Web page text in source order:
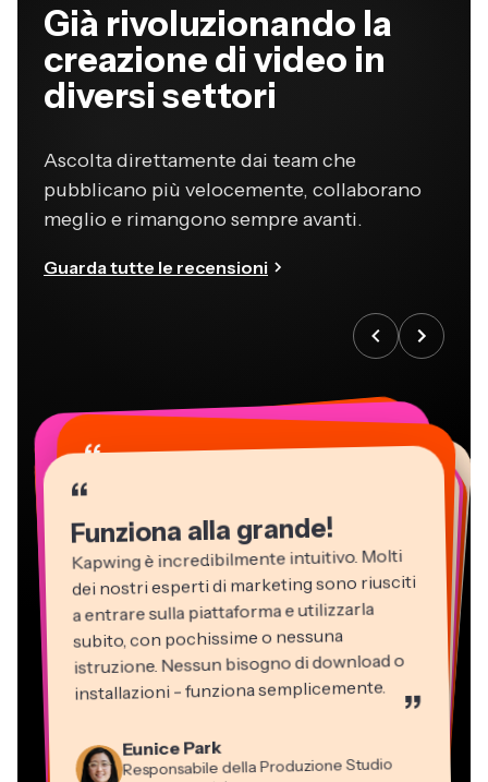
Già rivoluzionando la
creazione di video in
diversi settori
Ascolta direttamente dai team che
pubblicano più velocemente, collaborano
meglio e rimangono sempre avanti.
Guarda tutte le recensioni
“
Funziona alla grande!
Kapwing è incredibilmente intuitivo. Molti
dei nostri esperti di marketing sono riusciti
a entrare sulla piattaforma e utilizzarla
subito, con pochissime o nessuna
istruzione. Nessun bisogno di download o
installazioni - funziona semplicemente. ”
Eunice Park
Responsabile della Produzione Studio
“
“
Panos Papagapiou
Socio Amministratore di EPATHLON
“
Kerry-lee Farla
Gracie Peng
“
Heidi Rae
“
Natasha Ball
Consulente
“
“
Dina Segovia